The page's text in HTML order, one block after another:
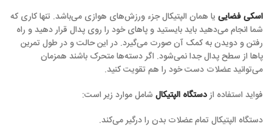
اسکی فضایی یا همان الپتیکال جزء ورزش‌های هوازی می‌باشد. تنها کاری که
شما انجام می‌دهید باید بایستید و پاهای خود را روی پدال قرار دهید و راه
رفتن و دویدن به کمک آن صورت می‌گیرد. در این حالت و در طول تمرین
پاها از سطح پدال جدا نمی‌شود. اگر دسته‌ها متحرک باشند همزمان
می‌توانید عضلات دست خود را هم تقویت کنید.
فواید استفاده ازدستگاه الپتیکال شامل موارد زیر است:
دستگاه الپتیکال تمام عضلات بدن را درگیر می‌کند.